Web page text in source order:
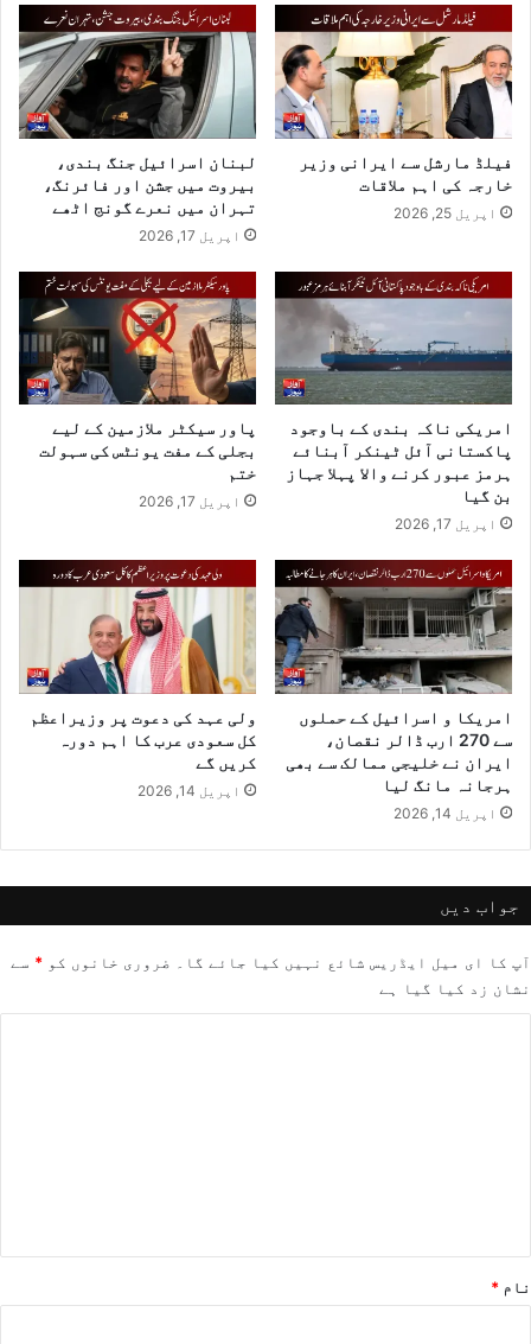
فیلڈ مارشل سے ایرانی وزیر
خارجہ کی اہم ملاقات
اپریل 25, 2026
لبنان اسرائیل جنگ بندی،
بیروت میں جشن اور فائرنگ،
تہران میں نعرے گونج اٹھے
اپریل 17, 2026
امریکی ناکہ بندی کے باوجود
پاکستانی آئل ٹینکر آبنائے
ہرمز عبور کرنے والا پہلا جہاز
بن گیا
اپریل 17, 2026
پاور سیکٹر ملازمین کے لیے
بجلی کے مفت یونٹس کی سہولت
ختم
اپریل 17, 2026
امریکا و اسرائیل کے حملوں
سے 270 ارب ڈالر نقصان،
ایران نے خلیجی ممالک سے بھی
ہرجانہ مانگ لیا
اپریل 14, 2026
ولی عہد کی دعوت پر وزیراعظم
کل سعودی عرب کا اہم دورہ
کریں گے
اپریل 14, 2026
جواب دیں
آپ کا ای میل ایڈریس شائع نہیں کیا جائے گا۔ ضروری خانوں کو * سے
نشان زد کیا گیا ہے
نام *